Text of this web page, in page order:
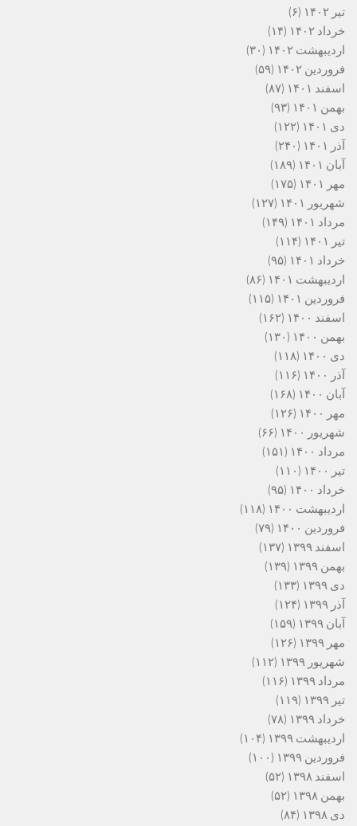
تیر ۱۴۰۲
(۶)
خرداد ۱۴۰۲
(۱۴)
اردیبهشت ۱۴۰۲
(۳۰)
فروردین ۱۴۰۲
(۵۹)
اسفند ۱۴۰۱
(۸۷)
بهمن ۱۴۰۱
(۹۳)
دی ۱۴۰۱
(۱۲۲)
آذر ۱۴۰۱
(۲۴۰)
آبان ۱۴۰۱
(۱۸۹)
مهر ۱۴۰۱
(۱۷۵)
شهریور ۱۴۰۱
(۱۲۷)
مرداد ۱۴۰۱
(۱۴۹)
تیر ۱۴۰۱
(۱۱۴)
خرداد ۱۴۰۱
(۹۵)
اردیبهشت ۱۴۰۱
(۸۶)
فروردین ۱۴۰۱
(۱۱۵)
اسفند ۱۴۰۰
(۱۶۲)
بهمن ۱۴۰۰
(۱۳۰)
دی ۱۴۰۰
(۱۱۸)
آذر ۱۴۰۰
(۱۱۶)
آبان ۱۴۰۰
(۱۶۸)
مهر ۱۴۰۰
(۱۲۶)
شهریور ۱۴۰۰
(۶۶)
مرداد ۱۴۰۰
(۱۵۱)
تیر ۱۴۰۰
(۱۱۰)
خرداد ۱۴۰۰
(۹۵)
اردیبهشت ۱۴۰۰
(۱۱۸)
فروردین ۱۴۰۰
(۷۹)
اسفند ۱۳۹۹
(۱۳۷)
بهمن ۱۳۹۹
(۱۳۹)
دی ۱۳۹۹
(۱۳۳)
آذر ۱۳۹۹
(۱۲۴)
آبان ۱۳۹۹
(۱۵۹)
مهر ۱۳۹۹
(۱۲۶)
شهریور ۱۳۹۹
(۱۱۲)
مرداد ۱۳۹۹
(۱۱۶)
تیر ۱۳۹۹
(۱۱۹)
خرداد ۱۳۹۹
(۷۸)
اردیبهشت ۱۳۹۹
(۱۰۴)
فروردین ۱۳۹۹
(۱۰۰)
اسفند ۱۳۹۸
(۵۲)
بهمن ۱۳۹۸
(۵۲)
دی ۱۳۹۸
(۸۴)